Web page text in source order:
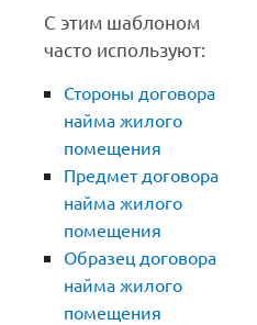
С этим шаблоном
часто используют:
Стороны договора
найма жилого
помещения
Предмет договора
найма жилого
помещения
Образец договора
найма жилого
помещения